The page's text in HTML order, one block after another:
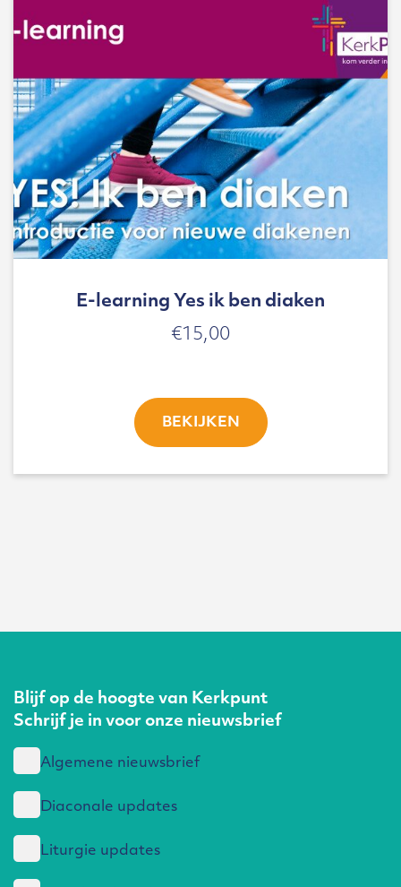
E-learning Yes ik ben diaken
€ 15,00
BEKIJKEN
Blijf op de hoogte van Kerkpunt
Schrijf je in voor onze nieuwsbrief
Algemene nieuwsbrief
Diaconale updates
Liturgie updates